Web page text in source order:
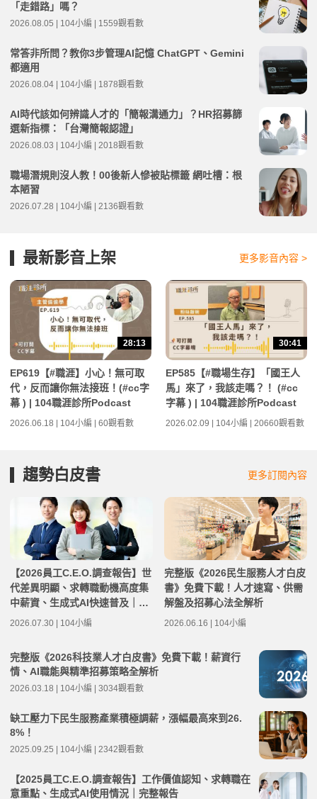
「走錯路」嗎？
2026.08.05 | 104小編 | 1559觀看數
常答非所問？教你3步管理AI記憶 ChatGPT、Gemini
都適用
2026.08.04 | 104小編 | 1878觀看數
AI時代該如何辨識人才的「簡報溝通力」？HR招募篩
選新指標：「台灣簡報認證」
2026.08.03 | 104小編 | 2018觀看數
職場潛規則沒人教！00後新人慘被貼標籤 網吐槽：根
本陋習
2026.07.28 | 104小編 | 2136觀看數
最新影音上架 更多影音內容 >
28:13
EP619【#職涯】小心！無可取
代，反而讓你無法接班！(#cc字
幕 ) | 104職涯診所Podcast
2026.06.18 | 104小編 | 60觀看數
30:41
EP585【#職場生存】「國王人
馬」來了，我該走嗎？！ (#cc
字幕 ) | 104職涯診所Podcast
2026.02.09 | 104小編 | 20660觀看數
趨勢白皮書 更多訂閱內容
【2026員工C.E.O.調查報告】世
代差異明顯、求轉職動機高度集
中薪資、生成式AI快速普及｜完
整報告
2026.07.30 | 104小編
完整版《2026民生服務人才白皮
書》免費下載！人才速寫、供需
解盤及招募心法全解析
2026.06.16 | 104小編
完整版《2026科技業人才白皮書》免費下載！薪資行
情、AI職能與精準招募策略全解析
2026.03.18 | 104小編 | 3034觀看數
缺工壓力下民生服務產業積極調薪，漲幅最高來到26.
8%！
2025.09.25 | 104小編 | 2342觀看數
【2025員工C.E.O.調查報告】工作價值認知、求轉職在
意重點、生成式AI使用情況｜完整報告